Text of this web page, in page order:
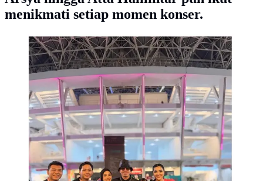
menikmati setiap momen konser.